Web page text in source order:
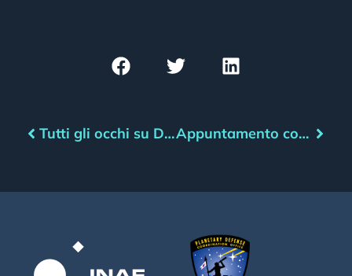
Tutti gli occhi su Dart Appuntamento con l’asteroide – Marzo 2023